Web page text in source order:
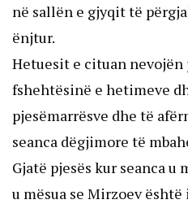
në sallën e gjyqit të
ënjtur.
Hetuesit e cituan nevojën
fshehtësinë e hetimeve
pjesëmarrësve dhe të
seanca dëgjimore të
Gjatë pjesës kur seanca u
u mësua se Mirzoev